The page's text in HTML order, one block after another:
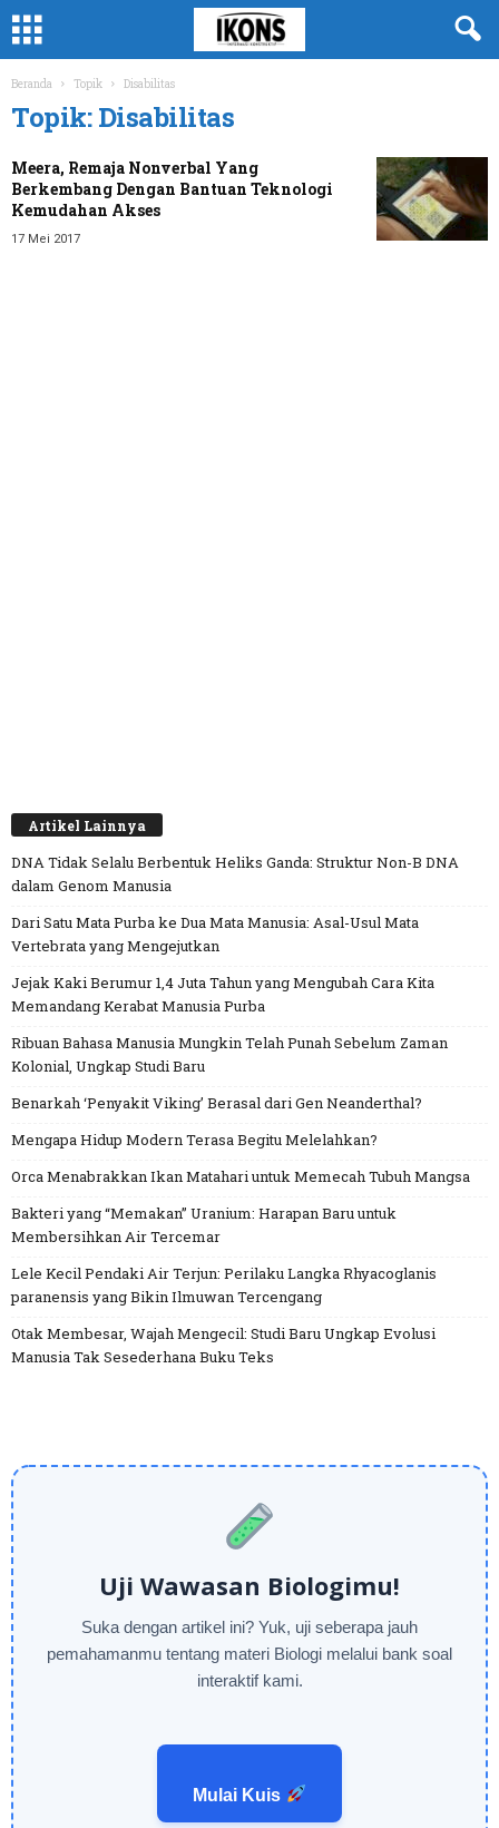
Beranda Topik Disabilitas
Topik: Disabilitas
Meera, Remaja Nonverbal Yang
Berkembang Dengan Bantuan Teknologi
Kemudahan Akses
17 Mei 2017
Artikel Lainnya
DNA Tidak Selalu Berbentuk Heliks Ganda: Struktur Non-B DNA
dalam Genom Manusia
Dari Satu Mata Purba ke Dua Mata Manusia: Asal-Usul Mata
Vertebrata yang Mengejutkan
Jejak Kaki Berumur 1,4 Juta Tahun yang Mengubah Cara Kita
Memandang Kerabat Manusia Purba
Ribuan Bahasa Manusia Mungkin Telah Punah Sebelum Zaman
Kolonial, Ungkap Studi Baru
Benarkah ‘Penyakit Viking’ Berasal dari Gen Neanderthal?
Mengapa Hidup Modern Terasa Begitu Melelahkan?
Orca Menabrakkan Ikan Matahari untuk Memecah Tubuh Mangsa
Bakteri yang “Memakan” Uranium: Harapan Baru untuk
Membersihkan Air Tercemar
Lele Kecil Pendaki Air Terjun: Perilaku Langka Rhyacoglanis
paranensis yang Bikin Ilmuwan Tercengang
Otak Membesar, Wajah Mengecil: Studi Baru Ungkap Evolusi
Manusia Tak Sesederhana Buku Teks
Uji Wawasan Biologimu!
Suka dengan artikel ini? Yuk, uji seberapa jauh
pemahamanmu tentang materi Biologi melalui bank soal
interaktif kami.
Mulai Kuis